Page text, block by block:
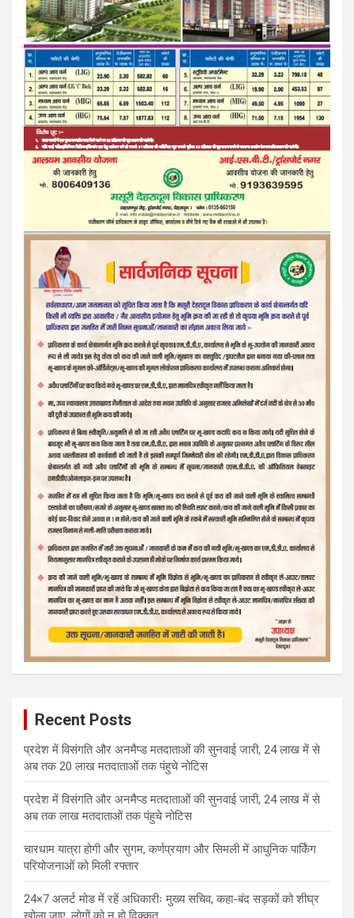
Recent Posts
प्रदेश में विसंगति और अनमैप्ड मतदाताओं की सुनवाई जारी, 24 लाख में से
अब तक 20 लाख मतदाताओं तक पंहुचे नोटिस
प्रदेश में विसंगति और अनमैप्ड मतदाताओं की सुनवाई जारी, 24 लाख में से
अब तक लाख मतदाताओं तक पंहुचे नोटिस
चारधाम यात्रा होगी और सुगम, कर्णप्रयाग और सिमली में आधुनिक पार्किंग
परियोजनाओं को मिली रफ्तार
24×7 अलर्ट मोड में रहें अधिकारीः मुख्य सचिव, कहा-बंद सड़कों को शीघ्र